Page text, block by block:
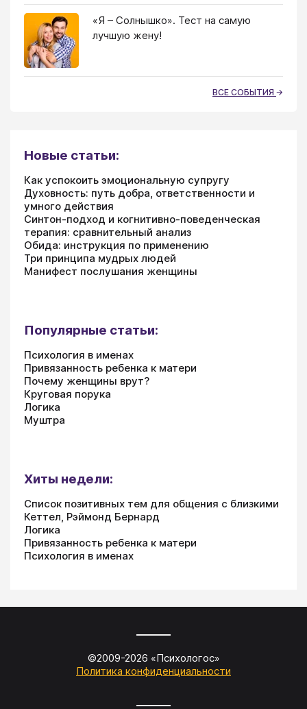
«Я – Солнышко». Тест на самую
лучшую жену!
ВСЕ СОБЫТИЯ
Новые статьи:
Как успокоить эмоциональную супругу
Духовность: путь добра, ответственности и
умного действия
Синтон-подход и когнитивно-поведенческая
терапия: сравнительный анализ
Обида: инструкция по применению
Три принципа мудрых людей
Манифест послушания женщины
Популярные статьи:
Психология в именах
Привязанность ребенка к матери
Почему женщины врут?
Круговая порука
Логика
Муштра
Хиты недели:
Список позитивных тем для общения с близкими
Кеттел, Рэймонд Бернард
Логика
Привязанность ребенка к матери
Психология в именах
©2009-2026 «Психологос»
Политика конфиденциальности